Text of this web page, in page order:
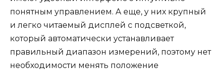
понятным управлением. А еще, у них крупный
и легко читаемый дисплей с подсветкой,
который автоматически устанавливает
правильный диапазон измерений, поэтому нет
необходимости менять положение